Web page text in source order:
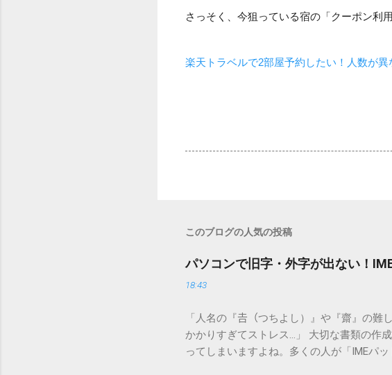
さっそく、今狙っている宿の「クーポン利
楽天トラベルで2部屋予約したい！人数が
このブログの人気の投稿
パソコンで旧字・外字が出ない！
18:43
「人名の『𠮷（つちよし）』や『齋』の
かかりすぎてストレス…」 大切な書類の作
ってしまいますよね。多くの人が「IMEパ